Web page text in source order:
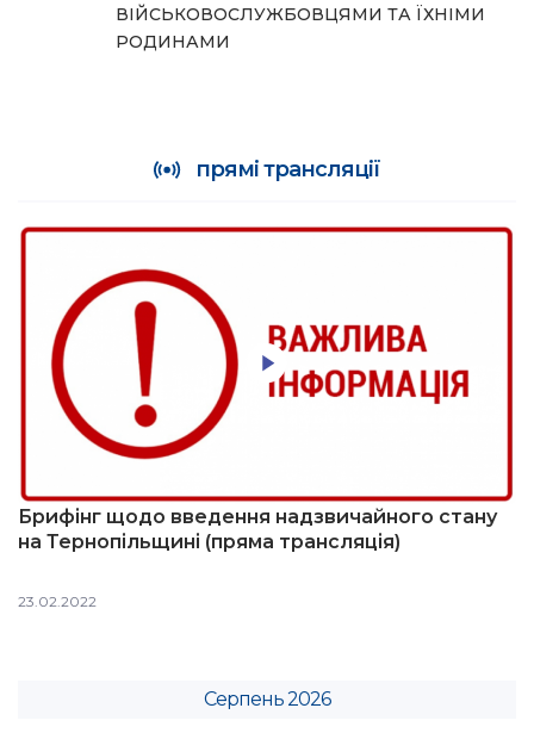
ВІЙСЬКОВОСЛУЖБОВЦЯМИ ТА ЇХНІМИ
РОДИНАМИ
прямі трансляції
Брифінг щодо введення надзвичайного стану
на Тернопільщині (пряма трансляція)
23.02.2022
Серпень 2026